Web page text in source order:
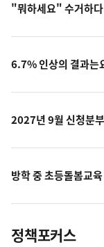
"뭐하세요" 수거하
6.7% 인상의 결과는
2027년 9월 신청분
방학 중 초등돌봄교
정책포커스